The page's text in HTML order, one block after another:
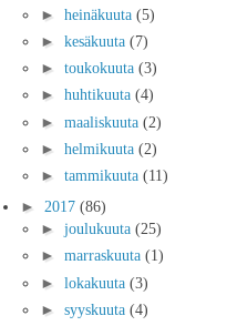
► heinäkuuta (5)
► kesäkuuta (7)
► toukokuuta (3)
► huhtikuuta (4)
► maaliskuuta (2)
► helmikuuta (2)
► tammikuuta (11)
► 2017 (86)
► joulukuuta (25)
► marraskuuta (1)
► lokakuuta (3)
► syyskuuta (4)